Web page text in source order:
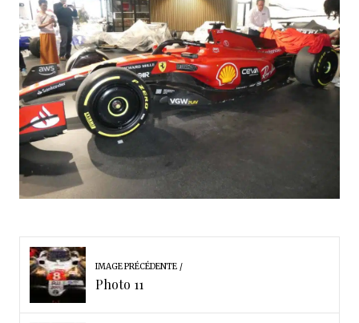
IMAGE PRÉCÉDENTE
Photo 11